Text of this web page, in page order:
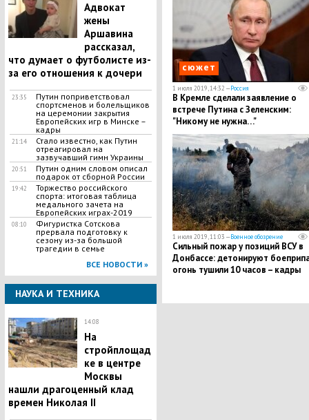
Адвокат
жены
Аршавина
рассказал,
что думает о футболисте из-
за его отношения к дочери
23:35
Путин поприветствовал
спортсменов и болельщиков
на церемонии закрытия
Европейских игр в Минске –
кадры
21:14
Стало известно, как Путин
отреагировал на
зазвучавший гимн Украины
20:51
Путин одним словом описал
подарок от сборной России
19:42
Торжество российского
спорта: итоговая таблица
медального зачета на
Европейских играх-2019
08:10
Фигуристка Сотскова
прервала подготовку к
сезону из-за большой
трагедии в семье
ВСЕ НОВОСТИ »
НАУКА И ТЕХНИКА
14:08
На
стройплощад
ке в центре
Москвы
нашли драгоценный клад
времен Николая II
сюжет
1 июля 2019, 14:32 —Россия
В Кремле сделали заявление о
встрече Путина с Зеленским:
"Никому не нужна…"
1 июля 2019, 11:03 —Военное обозрение
​Сильный пожар у позиций ВСУ в
Донбассе: детонируют
огонь тушили 10 часов – кадры